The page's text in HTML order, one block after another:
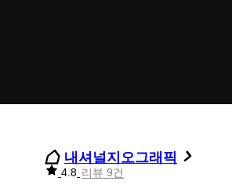
내셔널지오그래픽
리
4.8 리뷰 9건